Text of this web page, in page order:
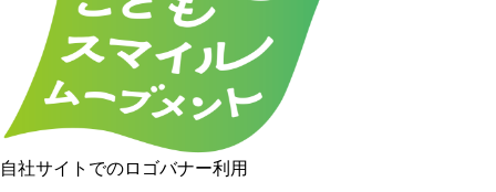
自社サイトでのロゴバナー利用